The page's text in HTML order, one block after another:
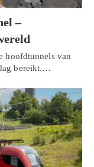
–
hoofdtunnels van
bereikt.…